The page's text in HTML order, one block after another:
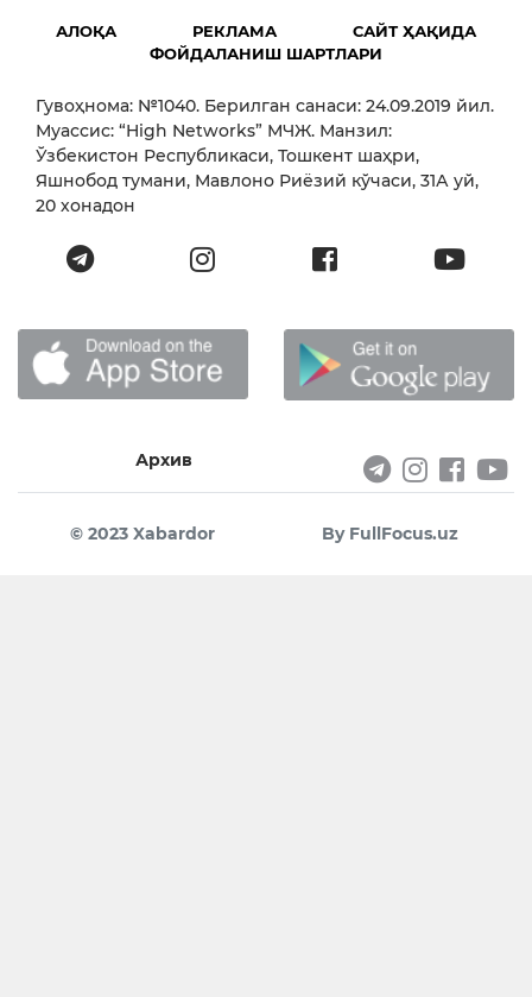
АЛОҚА РЕКЛАМА
САЙТ ҲАҚИДА
ФОЙДАЛАНИШ ШАРТЛАРИ
Гувоҳнома: №1040. Берилган санаси: 24.09.2019 йил.
Муассис: “High Networks” МЧЖ. Манзил:
Ўзбекистон Республикаси, Тошкент шаҳри,
Яшнобод тумани, Мавлоно Риёзий кўчаси, 31А уй,
20 хонадон
Архив
© 2023 Xabardor By FullFocus.uz